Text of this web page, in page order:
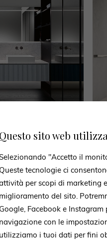
Mit dem Formular
Questo sito web
"Accetto il
Queste tecnologie ci
per scopi di marketing
miglioramento del sito.
Google, Facebook e
navigazione con le
utilizziamo i tuoi dati per fini